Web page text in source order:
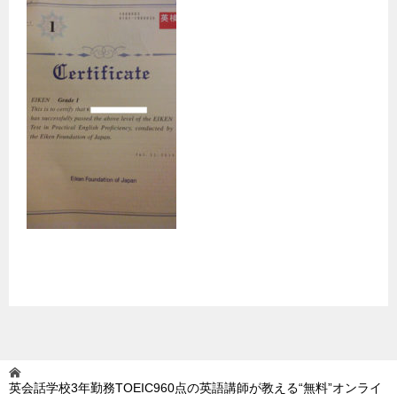
英会話学校3年勤務TOEIC960点の英語講師が教える“無料”オンライ